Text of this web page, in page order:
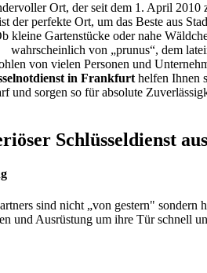
Ort, der seit dem 1. April 2010
der perfekte Ort, um das Beste aus
kleine Gartenstücke oder nahe
wahrscheinlich von „prunus“, dem
von vielen Personen und
in Frankfurthelfen Ihnen
und sorgen so für absolute
Schlüsseldienst
sind nicht „von gestern"
und Ausrüstung um ihre Tür schnell